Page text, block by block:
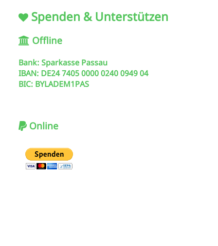
Spenden & Unterstützen
Offline
Bank: Sparkasse Passau
IBAN: DE24 7405 0000 0240 0949 04
BIC: BYLADEM1PAS
Online